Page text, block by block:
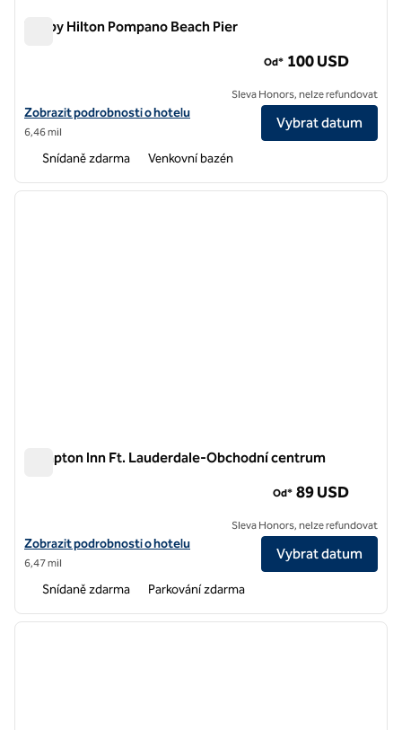
Tru by Hilton Pompano Beach Pier
Zobrazit podrobnosti o hotelu Tru by Hilton Pompano Beach Pier
Zobrazit podrobnosti o hotelu
6,46 mil
Od* 100 USD
Sleva Honors, nelze refundovat
Vybrat datum
Snídaně zdarma Venkovní bazén
1 z 12
další
Hampton Inn Ft. Lauderdale-Obchodní centrum
Prohlédněte si detaily hotelu v hotelu Hampton Inn Ft. Lauderdale-
Zobrazit podrobnosti o hotelu
6,47 mil
Od* 89 USD
Sleva Honors, nelze refundovat
Vybrat datum
Snídaně zdarma Parkování zdarma
1 z 12
další